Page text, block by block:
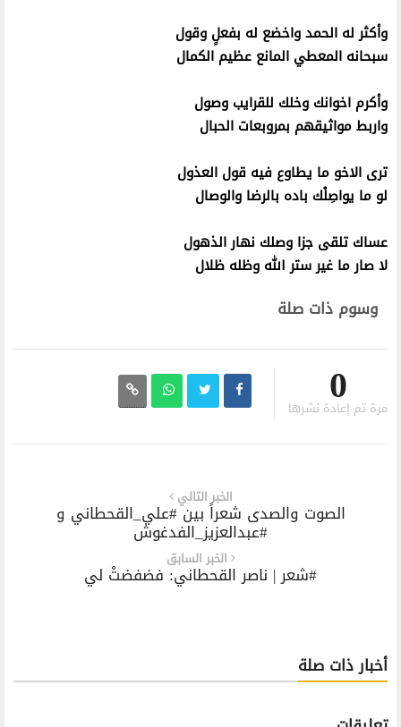
وأكثر له الحمد واخضع له بفعلٍ وقول
سبحانه المعطي المانع عظيم الكمال
وأكرم اخوانك وخلك للقرايب وصول
واربط مواثيقهم بمروبعات الحبال
ترى الاخو ما يطاوع فيه قول العذول
لو ما يواصِلْك باده بالرضا والوصال
عساك تلقى جزا وصلك نهار الذهول
لا صار ما غير ستر الله وظله ظلال
وسوم ذات صلة
0
مرة تم إعادة نشرها
الخبر التالي
الصوت والصدى شعراً بين #علي_القحطاني و
#عبدالعزيز_الفدغوش
الخبر السابق
#شعر | ناصر القحطاني: فضفضتْ لي
أخبار ذات صلة